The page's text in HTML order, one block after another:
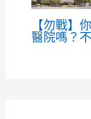
【勿戰】
醫院嗎？